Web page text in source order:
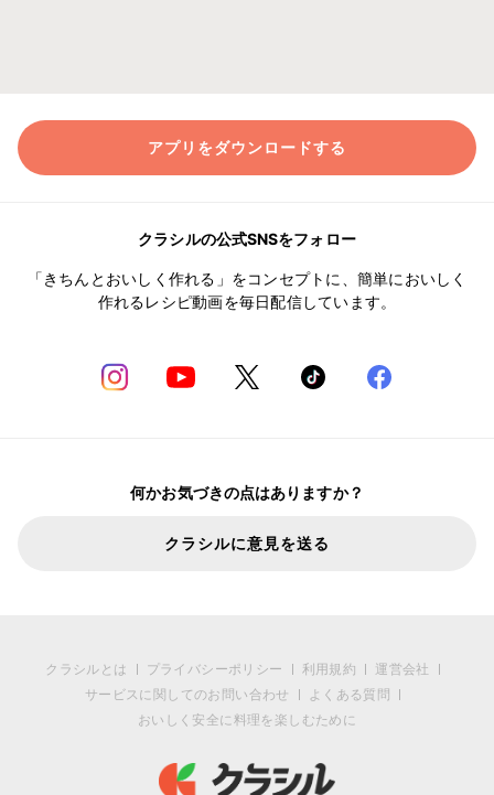
アプリをダウンロードする
クラシルの公式SNSをフォロー
「きちんとおいしく作れる」をコンセプトに、簡単においしく
作れるレシピ動画を毎日配信しています。
何かお気づきの点はありますか？
クラシルに意見を送る
クラシルとは プライバシーポリシー 利用規約
運営会社
サービスに関してのお問い合わせ
よくある質問
おいしく安全に料理を楽しむために